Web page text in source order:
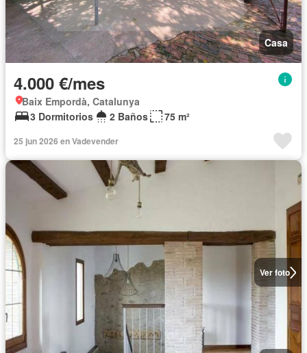
Casa
4.000 €/mes
Baix Empordà, Catalunya
3 Dormitorios
2 Baños 75 m²
25 jun 2026 en Vadevender
Ver foto